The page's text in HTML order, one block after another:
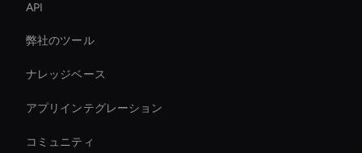
API
弊社のツール
ナレッジベース
アプリインテグレーション
コミュニティ